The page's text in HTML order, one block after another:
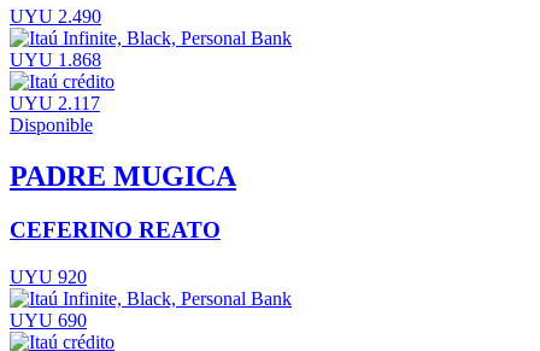
UYU 2.490
UYU 1.868
UYU 2.117
Disponible
PADRE MUGICA
CEFERINO REATO
UYU 920
UYU 690